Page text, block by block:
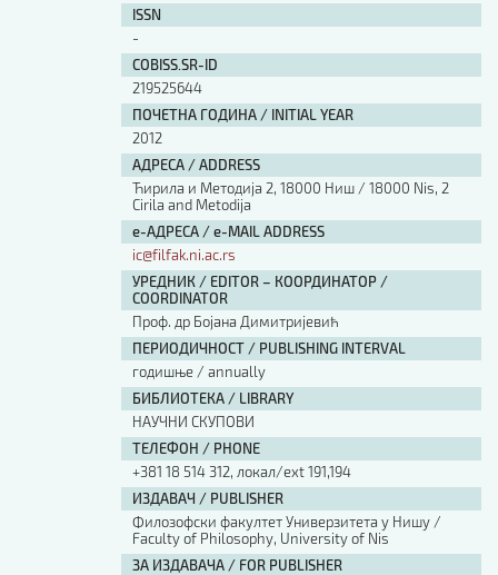
ISSN
-
COBISS.SR-ID
219525644
ПОЧЕТНА ГОДИНА / INITIAL YEAR
2012
АДРЕСА / ADDRESS
Ћирила и Методија 2, 18000 Ниш / 18000 Nis, 2
Cirila and Metodija
е-АДРЕСА / e-MAIL ADDRESS
ic@filfak.ni.ac.rs
УРЕДНИК / EDITOR – КООРДИНАТОР /
COORDINATOR
Проф. др Бојана Димитријевић
ПЕРИОДИЧНОСТ / PUBLISHING INTERVAL
годишње / annually
БИБЛИОТЕКА / LIBRARY
НАУЧНИ СКУПОВИ
ТЕЛЕФОН / PHONE
+381 18 514 312, локал/ext 191,194
ИЗДАВАЧ / PUBLISHER
Филозофски факултет Универзитета у Нишу /
Faculty of Philosophy, University of Nis
ЗА ИЗДАВАЧА / FOR PUBLISHER